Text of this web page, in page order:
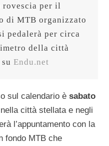
per il
di MTB organizzato
pedalerà per circa
della città
su Endu.net
sul calendario èsabato
città stellata e negli
l’appuntamento con la
fondo MTB che